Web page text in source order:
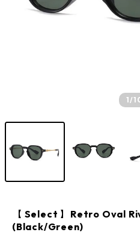
1/
【 Select 】Retro Oval
(Black/Green)